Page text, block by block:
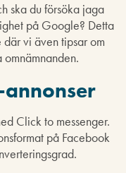
ska du försöka jaga
på Google? Detta
vi även tipsar om
annonser
Click to messenger.
på Facebook